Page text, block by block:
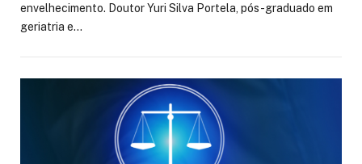
envelhecimento. Doutor Yuri Silva Portela, pós-graduado em
geriatria e…